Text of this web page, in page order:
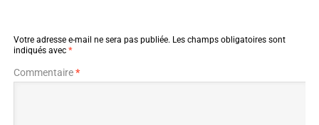
Votre adresse e-mail ne sera pas publiée. Les champs obligatoires sont
indiqués avec *
Commentaire*